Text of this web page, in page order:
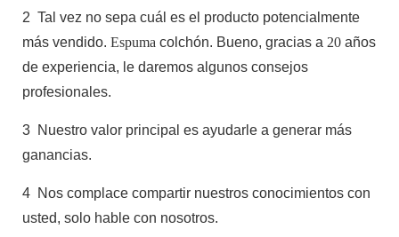
2 Tal vez no sepa cuál es el producto potencialmente
más vendido. Espuma colchón. Bueno, gracias a 20 años
de experiencia, le daremos algunos consejos
profesionales.
3 Nuestro valor principal es ayudarle a generar más
ganancias.
4 Nos complace compartir nuestros conocimientos con
usted, solo hable con nosotros.